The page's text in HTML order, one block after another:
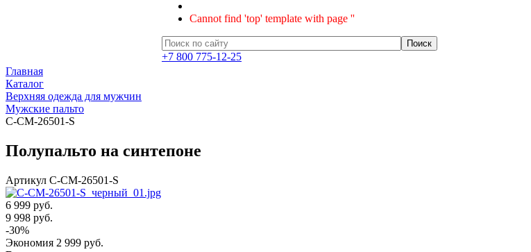
Cannot find 'top' template with page ''
+7 800 775-12-25
Главная
Каталог
Верхняя одежда для мужчин
Мужские пальто
C-CM-26501-S
Полупальто на синтепоне
Артикул C-CM-26501-S
6 999 руб.
9 998 руб.
-30%
Экономия 2 999 руб.